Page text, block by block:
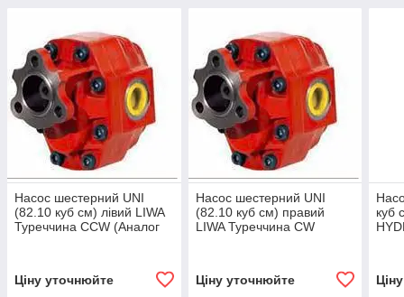
Насос шестерний UNI
(82.10 куб см) лівий LIWA
Туреччина СCW (Аналог
Ціну уточнюйте
Насос шестерний UNI
(82.10 куб см) правий
LIWA Туреччина СW
Ціну уточнюйте
куб